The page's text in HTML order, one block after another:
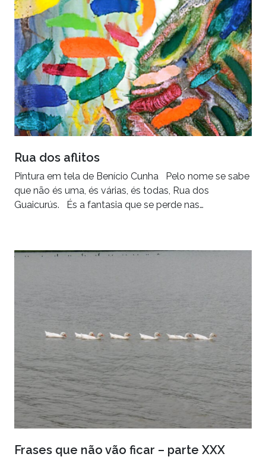
Rua dos aflitos
Pintura em tela de Benício Cunha Pelo nome se sabe
que não és uma, és várias, és todas, Rua dos
Guaicurús. És a fantasia que se perde nas…
Frases que não vão ficar – parte XXX